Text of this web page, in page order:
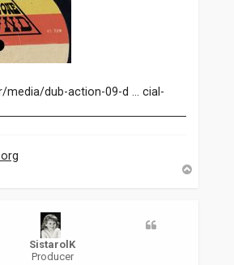
media/dub-action-09-d ... cial-
SistarolK
Producer